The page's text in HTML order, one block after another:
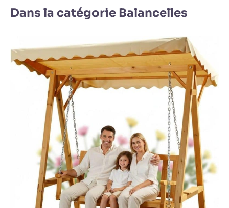
Dans la catégorie Balancelles